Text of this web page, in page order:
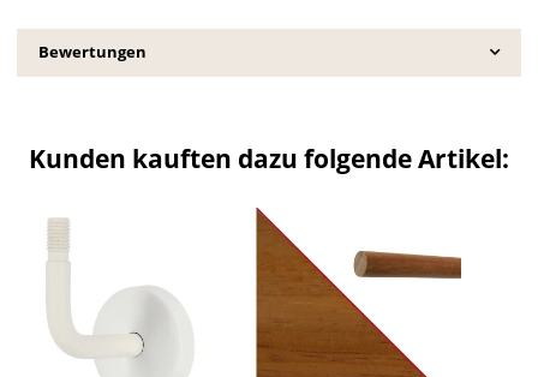
Bewertungen
Kunden kauften dazu folgende Artikel: